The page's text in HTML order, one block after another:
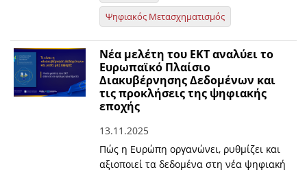
Ψηφιακός Μετασχηματισμός
Νέα μελέτη του ΕΚΤ αναλύει το
Ευρωπαϊκό Πλαίσιο
Διακυβέρνησης Δεδομένων και
τις προκλήσεις της ψηφιακής
εποχής
13.11.2025
Πώς η Ευρώπη οργανώνει, ρυθμίζει και
αξιοποιεί τα δεδομένα στη νέα ψηφιακή